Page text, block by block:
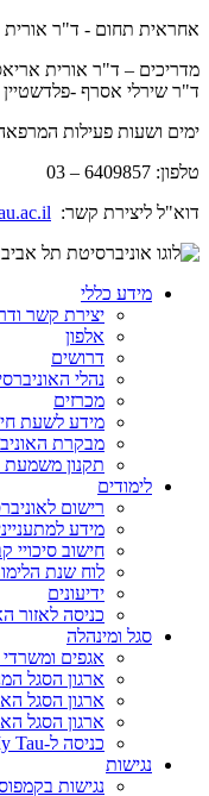
אחראית תחום - ד"ר אורית
מדריכים – ד"ר אורית
ד"ר שירלי אסרף -פלדשטיין
ימים ושעות פעילות המרפאה: ימי
טלפון: 6409857 – 03
דוא"ל ליצירת קשר:
מידע כללי
יצירת קשר
אלפון
דרושים
נהלי
מכרזים
מידע לשעת
מבקרת
תקנון משמעת
לימודים
רישום
מידע
חישוב סיכויי
לוח שנת
ידיעונים
כניסה לאזור
סגל ומינהלה
אגפים
ארגון הסגל
ארגון הסגל
ארגון הסגל
כניסה ל-My Tau
נגישות
נגישות